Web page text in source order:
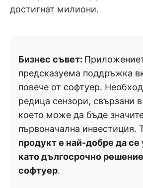
достигнат милиони.
Бизнес съвет:
предсказуема поддръжка
повече от софтуер.
редица сензори, свързани
което може да бъде
първоначална инвестиция.
продукт е най-добре да се
като дългосрочно
софтуер.